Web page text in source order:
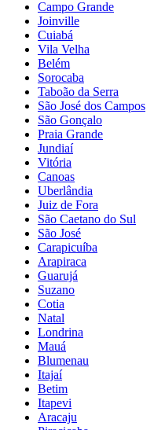
Campo Grande
Joinville
Cuiabá
Vila Velha
Belém
Sorocaba
Taboão da Serra
São José dos Campos
São Gonçalo
Praia Grande
Jundiaí
Vitória
Canoas
Uberlândia
Juiz de Fora
São Caetano do Sul
São José
Carapicuíba
Arapiraca
Guarujá
Suzano
Cotia
Natal
Londrina
Mauá
Blumenau
Itajaí
Betim
Itapevi
Aracaju